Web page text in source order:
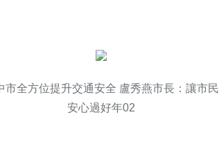
市全方位提升交通安全 盧秀燕市長：讓市民
安心過好年02